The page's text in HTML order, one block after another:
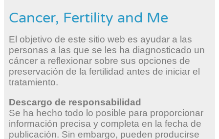
Cancer, Fertility and Me
El objetivo de este sitio web es ayudar a las
personas a las que se les ha diagnosticado un
cáncer a reflexionar sobre sus opciones de
preservación de la fertilidad antes de iniciar el
tratamiento.
Descargo de responsabilidad
Se ha hecho todo lo posible para proporcionar
información precisa y completa en la fecha de
publicación. Sin embargo, pueden producirse